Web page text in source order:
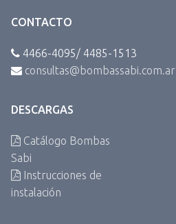
CONTACTO
4466-4095/ 4485-1513
consultas@bombassabi.com.ar
DESCARGAS
Catálogo Bombas
Sabi
Instrucciones de
instalación